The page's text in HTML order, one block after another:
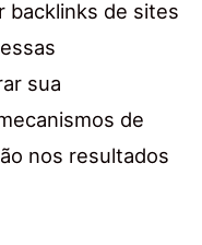
backlinks de sites
sua
de
nos resultados